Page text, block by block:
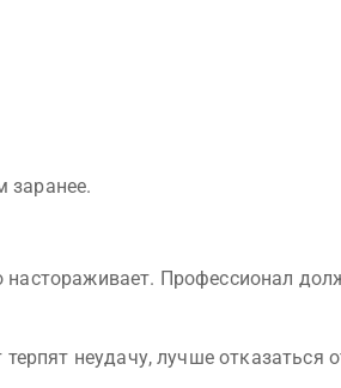
заранее.
Профессионал
неудачу, лучше отказаться